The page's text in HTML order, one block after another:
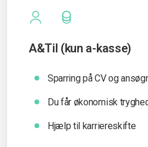
A&Til (kun a-kasse)
Sparring på CV og
Du får økonomisk
Hjælp til karriereskifte